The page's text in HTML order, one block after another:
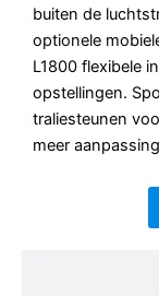
buiten de
optionele
L1800 flexibele
opstellingen.
traliesteunen
meer